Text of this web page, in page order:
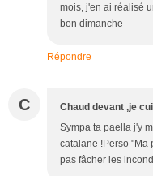
mois, j'en ai réalisé
bon dimanche
Répondre
C Chaud devant ,je
Sympa ta paella j'y
catalane !Perso "Ma
pas fâcher les